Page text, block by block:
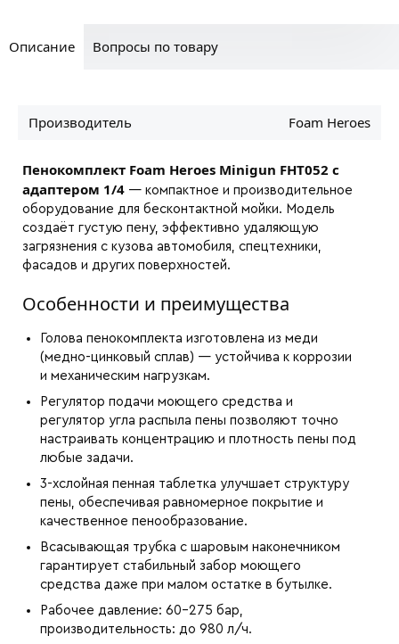
Описание Вопросы по товару
Производитель Foam Heroes
Пенокомплект Foam Heroes Minigun FHT052 с
адаптером 1/4 — компактное и производительное
оборудование для бесконтактной мойки. Модель
создаёт густую пену, эффективно удаляющую
загрязнения с кузова автомобиля, спецтехники,
фасадов и других поверхностей.
Особенности и преимущества
Голова пенокомплекта изготовлена из меди
(медно-цинковый сплав) — устойчива к коррозии
и механическим нагрузкам.
Регулятор подачи моющего средства и
регулятор угла распыла пены позволяют точно
настраивать концентрацию и плотность пены под
любые задачи.
3-хслойная пенная таблетка улучшает структуру
пены, обеспечивая равномерное покрытие и
качественное пенообразование.
Всасывающая трубка с шаровым наконечником
гарантирует стабильный забор моющего
средства даже при малом остатке в бутылке.
Рабочее давление: 60–275 бар,
производительность: до 980 л/ч.